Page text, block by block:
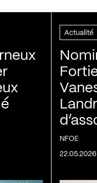
Actualité
NFOE
22.05.2026